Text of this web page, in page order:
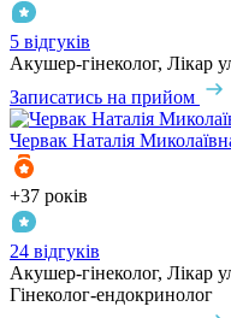
5 відгуків
Акушер-гінеколог, Лікар
Записатись на прийом
Червак Наталія
+37 років
24 відгуків
Акушер-гінеколог, Лікар
Гінеколог-ендокринолог